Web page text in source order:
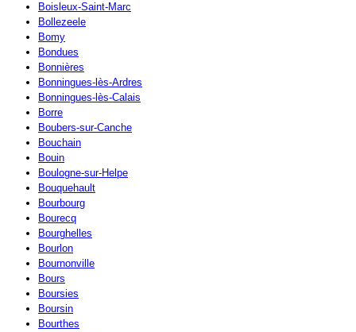
Boisleux-Saint-Marc
Bollezeele
Bomy
Bondues
Bonnières
Bonningues-lès-Ardres
Bonningues-lès-Calais
Borre
Boubers-sur-Canche
Bouchain
Bouin
Boulogne-sur-Helpe
Bouquehault
Bourbourg
Bourecq
Bourghelles
Bourlon
Bournonville
Bours
Boursies
Boursin
Bourthes